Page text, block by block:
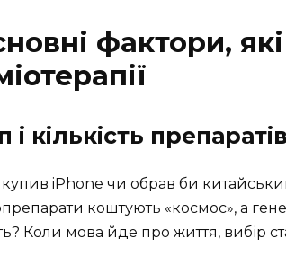
фактори,
і кількість препаратів
iPhone чи обрав би
коштують «космос», а
Коли мова йде про життя, вибір